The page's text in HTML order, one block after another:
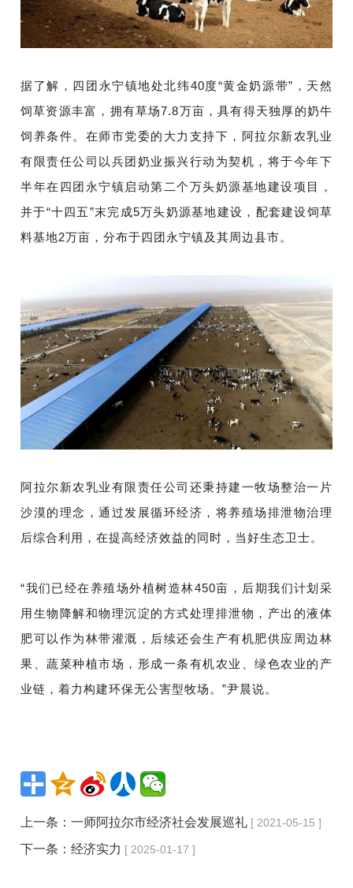
据了解，四团永宁镇地处北纬40度“黄金奶源带”，天然
饲草资源丰富，拥有草场7.8万亩，具有得天独厚的奶牛
饲养条件。在师市党委的大力支持下，阿拉尔新农乳业
有限责任公司以兵团奶业振兴行动为契机，将于今年下
半年在四团永宁镇启动第二个万头奶源基地建设项目，
并于“十四五”末完成5万头奶源基地建设，配套建设饲草
料基地2万亩，分布于四团永宁镇及其周边县市。
阿拉尔新农乳业有限责任公司还秉持建一牧场整治一片
沙漠的理念，通过发展循环经济，将养殖场排泄物治理
后综合利用，在提高经济效益的同时，当好生态卫士。
“我们已经在养殖场外植树造林450亩，后期我们计划采
用生物降解和物理沉淀的方式处理排泄物，产出的液体
肥可以作为林带灌溉，后续还会生产有机肥供应周边林
果、蔬菜种植市场，形成一条有机农业、绿色农业的产
业链，着力构建环保无公害型牧场。”尹晨说。
上一条：一师阿拉尔市经济社会发展巡礼 [ 2021-05-15 ]
下一条：经济实力 [ 2025-01-17 ]